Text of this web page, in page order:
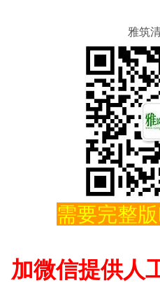
雅筑
需要完整
加微信提供人